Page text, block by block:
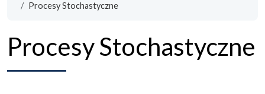
Procesy Stochastyczne
Procesy Stochastyczne